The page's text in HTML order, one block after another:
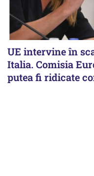
UE intervine în
Italia. Comisia
putea fi ridicate